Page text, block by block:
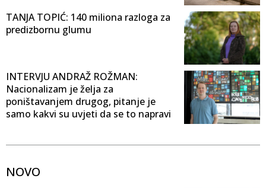
TANJA TOPIĆ: 140 miliona razloga za
predizbornu glumu
INTERVJU ANDRAŽ ROŽMAN:
Nacionalizam je želja za
poništavanjem drugog, pitanje je
samo kakvi su uvjeti da se to napravi
NOVO